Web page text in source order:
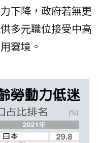
下降，政府若無更
多元職位接受中高
窘境。